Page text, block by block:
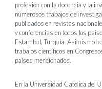
profesión con la docencia y la
numerosos trabajos de
publicados en revistas
y conferencias en todos los
Estambul, Turquía. Asimismo
trabajos científicos en
países mencionados.
En la Universidad Católica del